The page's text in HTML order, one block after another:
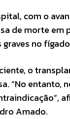
com o
de morte em
graves no
o
“No entanto,
Amado.